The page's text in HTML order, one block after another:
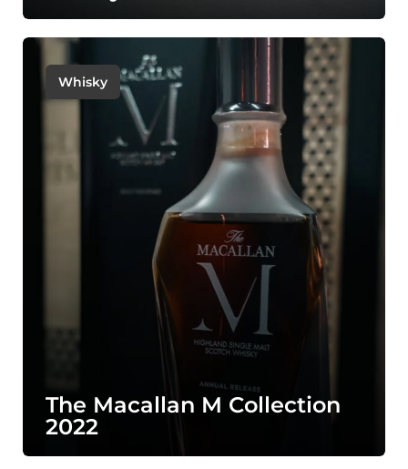
Whisky
The Macallan M Collection
2022